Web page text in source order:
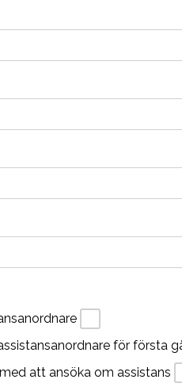
för första
att ansöka om assistans